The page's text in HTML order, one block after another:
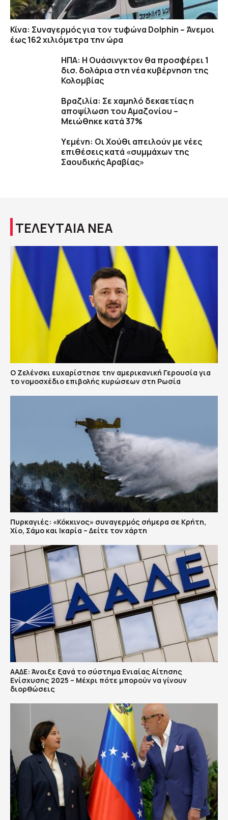
Κίνα: Συναγερμός για τον τυφώνα Dolphin – Άνεμοι
έως 162 χιλιόμετρα την ώρα
ΗΠΑ: H Ουάσινγκτον θα προσφέρει 1
δισ. δολάρια στη νέα κυβέρνηση της
Κολομβίας
Βραζιλία: Σε χαμηλό δεκαετίας η
αποψίλωση του Αμαζονίου –
Μειώθηκε κατά 37%
Υεμένη: Οι Χούθι απειλούν με νέες
επιθέσεις κατά «συμμάχων της
Σαουδικής Αραβίας»
ΤΕΛΕΥΤΑΙΑ ΝΕΑ
Ο Ζελένσκι ευχαρίστησε την αμερικανική Γερουσία για
το νομοσχέδιο επιβολής κυρώσεων στη Ρωσία
Πυρκαγιές: «Κόκκινος» συναγερμός σήμερα σε Κρήτη,
Χίο, Σάμο και Ικαρία – Δείτε τον χάρτη
ΑΑΔΕ: Άνοιξε ξανά το σύστημα Ενιαίας Αίτησης
Ενίσχυσης 2025 – Μέχρι πότε μπορούν να γίνουν
διορθώσεις